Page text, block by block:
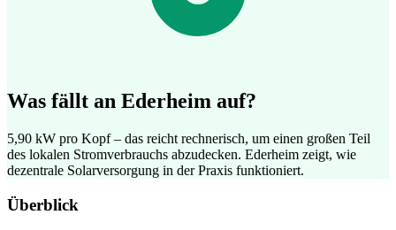
Was fällt an Ederheim auf?
5,90 kW pro Kopf – das reicht rechnerisch, um einen großen Teil
des lokalen Stromverbrauchs abzudecken. Ederheim zeigt, wie
dezentrale Solarversorgung in der Praxis funktioniert.
Überblick